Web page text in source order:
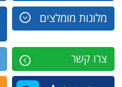
מלונות מומלצים
צרו קשר